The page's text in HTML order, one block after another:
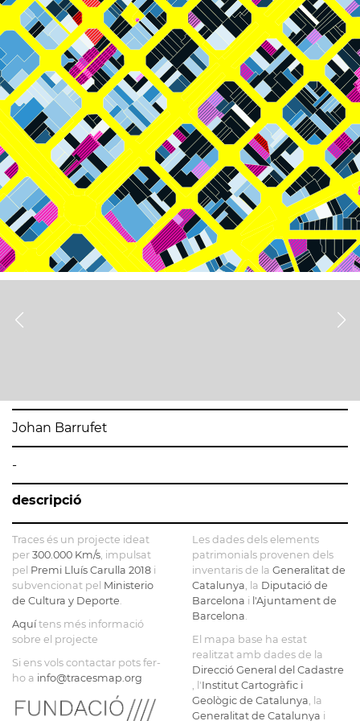
Johan Barrufet
-
descripció
Traces és un projecte ideat
per 300.000 Km/s , impulsat
pel Premi Lluís Carulla 2018 i
subvencionat pel Ministerio
de Cultura y Deporte
Aquítens més informació
sobre el projecte
Si ens vols contactar pots fer-
ho a info@tracesmap.org
Les dades dels elements
patrimonials provenen dels
inventaris de la Generalitat de
Catalunya , la Diputació de
Barcelona i l'Ajuntament de
Barcelona
El mapa base ha estat
realitzat amb dades de la
Direcció General del Cadastre
, l'Institut Cartogràfic i
Geològic de Catalunya , la
Generalitat de Catalunya i